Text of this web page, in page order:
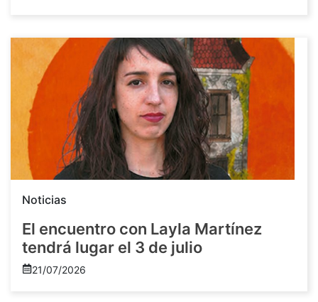
Noticias
El encuentro con Layla Martínez
tendrá lugar el 3 de julio
21/07/2026